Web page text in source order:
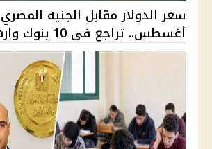
أغسطس.. تراجع في 10 بنوك وارت...